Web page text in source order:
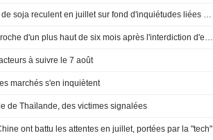
à suivre le 7 août
marchés s'en inquiètent
de Thaïlande, des victimes signalées
ont battu les attentes en juillet, portées par la "tech"